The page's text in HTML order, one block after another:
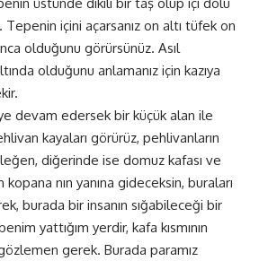
Tepenin içini açarsanız on altı tüfek on
olduğunu görürsünüz. Asıl
olduğunu anlamanız için kazıya
devam edersek bir küçük alan ile
kayaları görürüz, pehlivanların
diğerinde ise domuz kafası ve
nın yanına gideceksin, buraları
burada bir insanın sığabileceği bir
yattığım yerdir, kafa kısmının
gerek. Burada paramız